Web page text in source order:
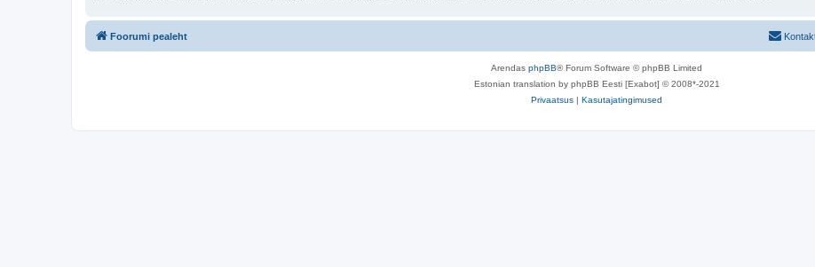
Foorumi pealeht
Arendas phpBB® Forum Software © phpBB Limited
Estonian translation by phpBB Eesti [Exabot] © 2008*-2021
Privaatsus | Kasutajatingimused